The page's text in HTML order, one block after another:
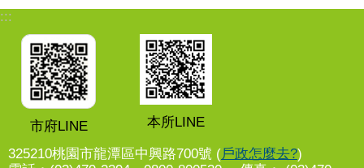
:::
市府LINE 本所LINE
325210桃園市龍潭區中興路700號 (戶政怎麼去?)